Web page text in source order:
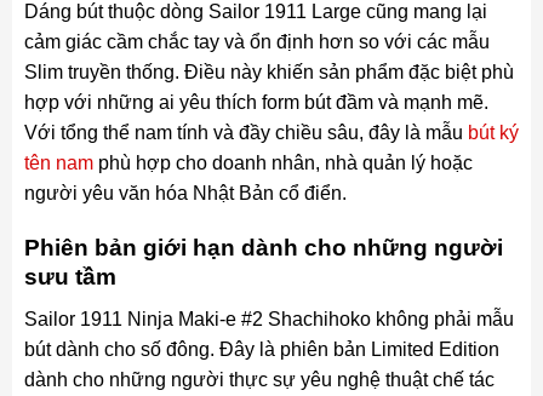
Dáng bút thuộc dòng Sailor 1911 Large cũng mang lại
cảm giác cầm chắc tay và ổn định hơn so với các mẫu
Slim truyền thống. Điều này khiến sản phẩm đặc biệt phù
hợp với những ai yêu thích form bút đầm và mạnh mẽ.
Với tổng thể nam tính và đầy chiều sâu, đây là mẫu bút ký
tên namphù hợp cho doanh nhân, nhà quản lý hoặc
người yêu văn hóa Nhật Bản cổ điển.
Phiên bản giới hạn dành cho những người
sưu tầm
Sailor 1911 Ninja Maki-e #2 Shachihoko không phải mẫu
bút dành cho số đông. Đây là phiên bản Limited Edition
dành cho những người thực sự yêu nghệ thuật chế tác